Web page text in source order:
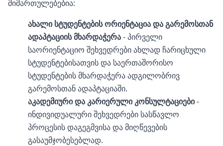
მიმართულებებია:
ახალი სტუდენტების ორიენტაცია და გარემოსთან
ადაპტაციის მხარდაჭერა- პირველი
საორიენტაციო შეხვედრები ახლად ჩარიცხული
სტუდენტებისათვის და საერთაშორისო
სტუდენტების მხარდაჭერა ადგილობრივ
გარემოსთან ადაპტაციაში.
აკადემიური და კარიერული კონსულტაციები-
ინდივიდუალური შეხვედრები სასწავლო
პროცესის დაგეგმვისა და მიღწევების
გასაუმჯობესებლად.